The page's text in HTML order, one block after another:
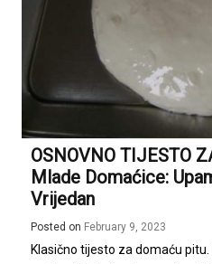
OSNOVNO TIJESTO
Mlade Domaćice:
Vrijedan
Posted on February 9, 2023
Klasično tijesto za domaću pitu.